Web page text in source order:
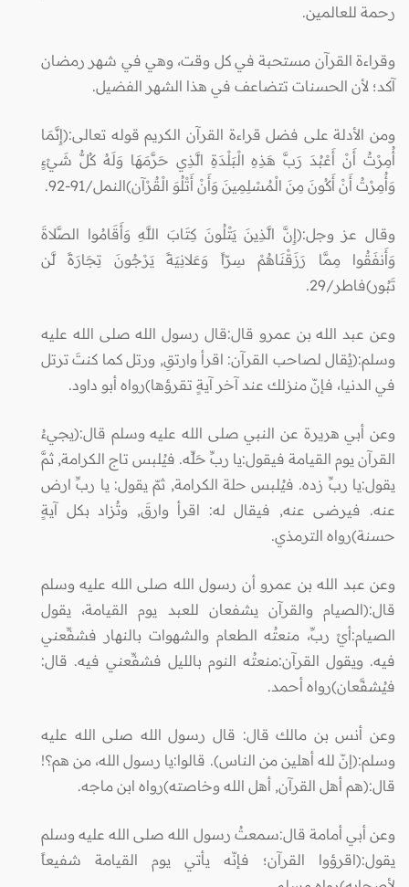
رحمة للعالمين.
وقراءة القرآن مستحبة في كل وقت، وهي في شهر رمضان
آكد؛ لأن الحسنات تتضاعف في هذا الشهر الفضيل.
ومن الأدلة على فضل قراءة القرآن الكريم قوله تعالى:(إِنَّمَا
أُمِرْتُ أَنْ أَعْبُدَ رَبَّ هَذِهِ الْبَلْدَةِ الَّذِي حَرَّمَهَا وَلَهُ كُلُّ شَيْءٍ
وَأُمِرْتُ أَنْ أَكُونَ مِنَ الْمُسْلِمِينَ وَأَنْ أَتْلُوَ الْقُرْآن)النمل/91-92.
وقال عز وجل:(إِنَّ الَّذِينَ يَتْلُونَ كِتَابَ اللَّهِ وَأَقَامُوا الصَّلاةَ
وَأَنفَقُوا مِمَّا رَزَقْنَاهُمْ سِرّاً وَعَلانِيَةً يَرْجُونَ تِجَارَةً لَّن
تَبُور)فاطر/29.
وعن عبد الله بن عمرو قال:قال رسول الله صلى الله عليه
وسلم:(يُقال لصاحب القرآن: اقرأ وارتقِ, ورتل كما كنتَ ترتل
في الدنيا، فإنّ منزلك عند آخر آيةٍ تقرؤها)رواه أبو داود.
وعن أبي هريرة عن النبي صلى الله عليه وسلم قال:(يجيءُ
القرآن يوم القيامة فيقول:يا ربِّ حَلِّه. فيُلبس تاج الكرامة, ثمَّ
يقول:يا ربِّ زده. فيُلبس حلة الكرامة, ثمّ يقول: يا ربِّ ارض
عنه. فيرضى عنه, فيقال له: اقرأ وارقَ, وتُزاد بكل آيةٍ
حسنة)رواه الترمذي.
وعن عبد الله بن عمرو أن رسول الله صلى الله عليه وسلم
قال:(الصيام والقرآن يشفعان للعبد يوم القيامة، يقول
الصيام:أيْ ربِّ، منعتُه الطعام والشهوات بالنهار فشفِّعني
فيه. ويقول القرآن:منعتُه النوم بالليل فشفِّعني فيه. قال:
فيُشفَّعان)رواه أحمد.
وعن أنس بن مالك قال: قال رسول الله صلى الله عليه
وسلم:(إنّ لله أهلين من الناس). قالوا:يا رسول الله، من هم؟!
قال:(هم أهل القرآن, أهل الله وخاصته)رواه ابن ماجه.
وعن أبي أمامة قال:سمعتُ رسول الله صلى الله عليه وسلم
يقول:(اقرؤوا القرآن؛ فإنّه يأتي يوم القيامة شفيعاً